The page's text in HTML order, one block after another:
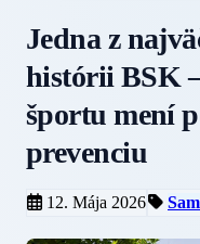
Jedna z
histórii BSK
športu mení
prevenciu
12. Mája 2026